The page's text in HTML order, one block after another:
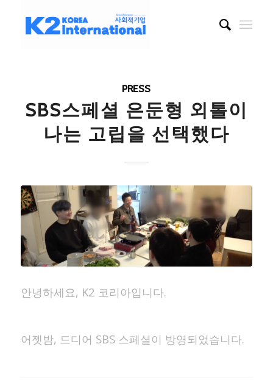
PRESS
SBS스페셜 은둔형 외톨이
나는 고립을 선택했다
안녕하세요, K2 코리아입니다.​
어젯밤, 드디어 SBS 스페셜이 방영되었습니다.